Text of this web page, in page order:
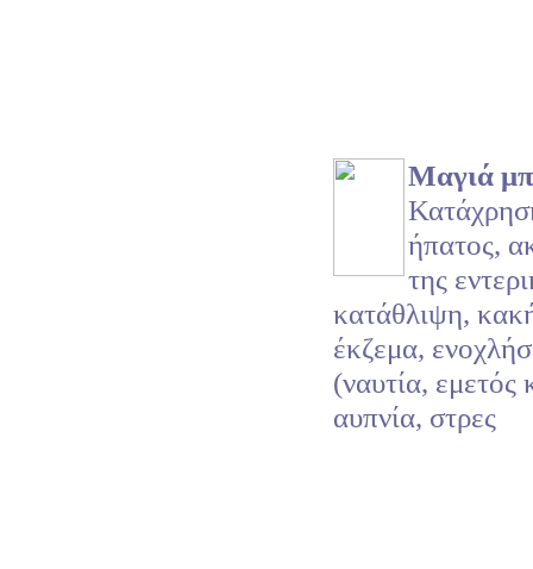
Μαγιά
ήπατος,
της
κατάθλιψη,
έκζεμα,
(ναυτία, εμετός
αυπνία, στρες